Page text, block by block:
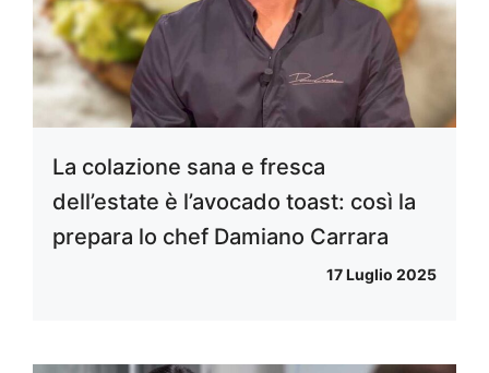
La colazione sana e fresca
dell’estate è l’avocado toast: così la
prepara lo chef Damiano Carrara
17 Luglio 2025